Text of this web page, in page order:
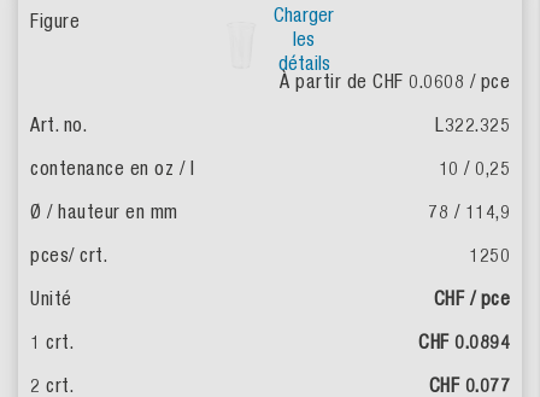
Charger
les
détails
À partir de CHF 0.0608 / pce
L322.325
10 / 0,25
78 / 114,9
1250
CHF / pce
CHF 0.0894
CHF 0.077